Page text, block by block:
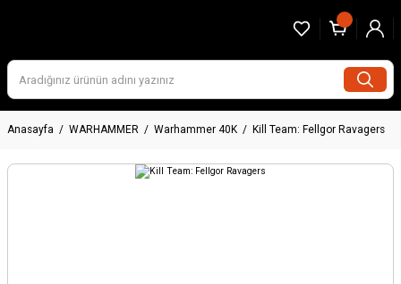
Anasayfa WARHAMMER Warhammer 40K Kill Team: Fellgor Ravagers